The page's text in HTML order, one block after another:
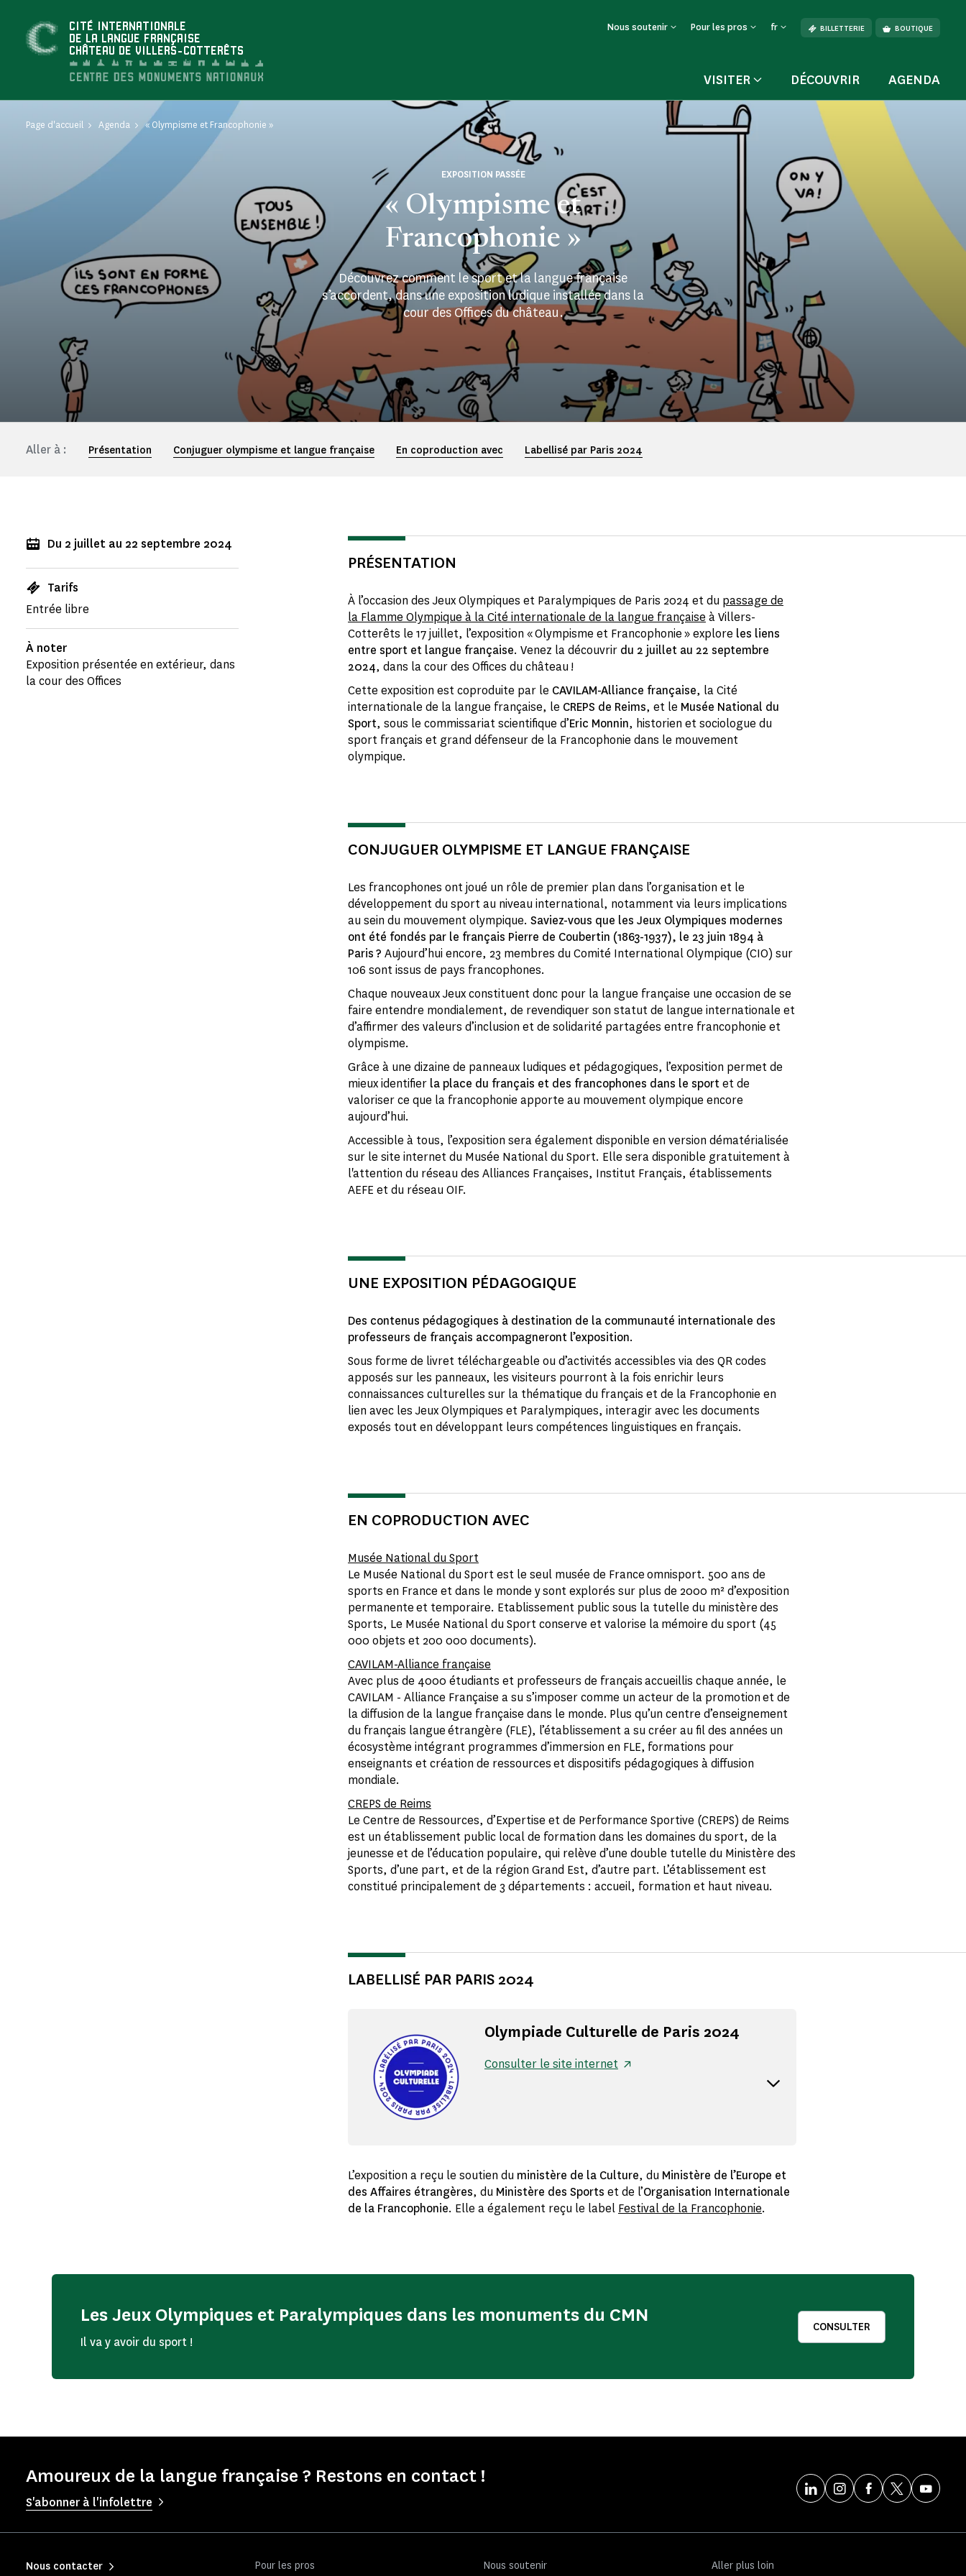
CITÉ INTERNATIONALE
DE LA LANGUE FRANÇAISE
CHÂTEAU DE VILLERS-COTTERÊTS
Nous soutenir Pour les pros fr BILLETTERIE BOUTIQUE
VISITER DÉCOUVRIR AGENDA
Page d'accueil Agenda « Olympisme et Francophonie »
« Olympisme et
Francophonie »
EXPOSITION PASSÉE
Découvrez comment le sport et la langue française
s’accordent, dans une exposition ludique installée dans la
cour des Offices du château.
Aller à : Présentation Conjuguer olympisme et langue française En coproduction avec Labellisé par Paris 2024
Du 2 juillet au 22 septembre 2024
Tarifs
Entrée libre
À noter
Exposition présentée en extérieur, dans
la cour des Offices
PRÉSENTATION
À l’occasion des Jeux Olympiques et Paralympiques de Paris 2024 et du passage de
la Flamme Olympique à la Cité internationale de la langue française à Villers-
Cotterêts le 17 juillet, l’exposition « Olympisme et Francophonie » explore les liens
entre sport et langue française. Venez la découvrir du 2 juillet au 22 septembre
2024, dans la cour des Offices du château !
Cette exposition est coproduite par le CAVILAM-Alliance française, la Cité
internationale de la langue française, le CREPS de Reims, et le Musée National du
Sport, sous le commissariat scientifique d’Eric Monnin, historien et sociologue du
sport français et grand défenseur de la Francophonie dans le mouvement
olympique.
CONJUGUER OLYMPISME ET LANGUE FRANÇAISE
Les francophones ont joué un rôle de premier plan dans l’organisation et le
développement du sport au niveau international, notamment via leurs implications
au sein du mouvement olympique. Saviez-vous que les Jeux Olympiques modernes
ont été fondés par le français Pierre de Coubertin (1863-1937), le 23 juin 1894 à
Paris ? Aujourd’hui encore, 23 membres du Comité International Olympique (CIO) sur
106 sont issus de pays francophones.
Chaque nouveaux Jeux constituent donc pour la langue française une occasion de se
faire entendre mondialement, de revendiquer son statut de langue internationale et
d’affirmer des valeurs d’inclusion et de solidarité partagées entre francophonie et
olympisme.
Grâce à une dizaine de panneaux ludiques et pédagogiques, l’exposition permet de
mieux identifier la place du français et des francophones dans le sportet de
valoriser ce que la francophonie apporte au mouvement olympique encore
aujourd’hui.
Accessible à tous, l’exposition sera également disponible en version dématérialisée
sur le site internet du Musée National du Sport. Elle sera disponible gratuitement à
l'attention du réseau des Alliances Françaises, Institut Français, établissements
AEFE et du réseau OIF.
UNE EXPOSITION PÉDAGOGIQUE
Des contenus pédagogiques à destination de la communauté internationale des
professeurs de français accompagneront l’exposition.
Sous forme de livret téléchargeable ou d’activités accessibles via des QR codes
apposés sur les panneaux, les visiteurs pourront à la fois enrichir leurs
connaissances culturelles sur la thématique du français et de la Francophonie en
lien avec les Jeux Olympiques et Paralympiques, interagir avec les documents
exposés tout en développant leurs compétences linguistiques en français.
EN COPRODUCTION AVEC
Musée National du Sport
Le Musée National du Sport est le seul musée de France omnisport. 500 ans de
sports en France et dans le monde y sont explorés sur plus de 2000 m² d’exposition
permanente et temporaire. Etablissement public sous la tutelle du ministère des
Sports, Le Musée National du Sport conserve et valorise la mémoire du sport (45
000 objets et 200 000 documents).
CAVILAM-Alliance française
Avec plus de 4000 étudiants et professeurs de français accueillis chaque année, le
CAVILAM - Alliance Française a su s’imposer comme un acteur de la promotion et de
la diffusion de la langue française dans le monde. Plus qu’un centre d’enseignement
du français langue étrangère (FLE), l’établissement a su créer au fil des années un
écosystème intégrant programmes d’immersion en FLE, formations pour
enseignants et création de ressources et dispositifs pédagogiques à diffusion
mondiale.
CREPS de Reims
Le Centre de Ressources, d’Expertise et de Performance Sportive (CREPS) de Reims
est un établissement public local de formation dans les domaines du sport, de la
jeunesse et de l’éducation populaire, qui relève d’une double tutelle du Ministère des
Sports, d’une part, et de la région Grand Est, d’autre part. L’établissement est
constitué principalement de 3 départements : accueil, formation et haut niveau.
LABELLISÉ PAR PARIS 2024
Olympiade Culturelle de Paris 2024
Consulter le site internet
Accordion button
L’exposition a reçu le soutien du ministère de la Culture, du Ministère de l’Europe et
des Affaires étrangères, du Ministère des Sports et de l’Organisation Internationale
de la Francophonie. Elle a également reçu le label Festival de la Francophonie.
Les Jeux Olympiques et Paralympiques dans les monuments du CMN
Il va y avoir du sport !
CONSULTER
Amoureux de la langue française ? Restons en contact !
S'abonner à l'infolettre
Pour les pros Nous soutenir Aller plus loin
Nous contacter